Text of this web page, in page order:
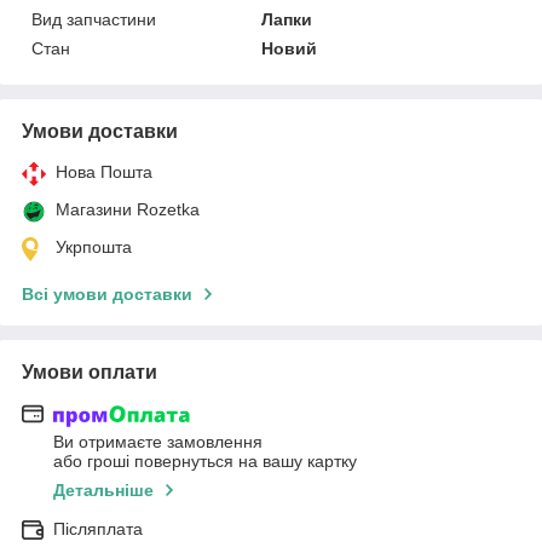
Вид запчастини
Лапки
Стан
Новий
Умови доставки
Нова Пошта
Магазини Rozetka
Укрпошта
Всі умови доставки
Умови оплати
Ви отримаєте замовлення
або гроші повернуться на вашу картку
Детальніше
Післяплата